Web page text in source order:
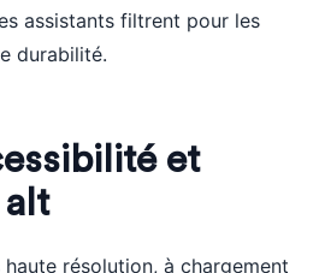
assistants filtrent pour les
durabilité.
et
alt
résolution, à chargement